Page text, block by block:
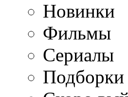
Новинки
Фильмы
Сериалы
Подборки